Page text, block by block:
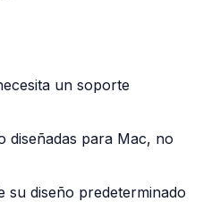
un soporte
diseñadas para Mac, no
su diseño predeterminado